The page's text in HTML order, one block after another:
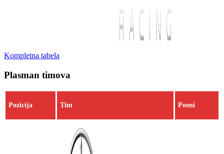
Kompletna tabela
Plasman timova
Pozicija Tim Poeni